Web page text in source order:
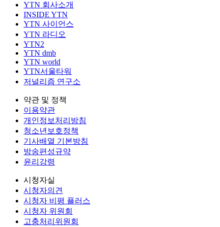
YTN 회사소개
INSIDE YTN
YTN 사이언스
YTN 라디오
YTN2
YTN dmb
YTN world
YTN서울타워
저널리즘 연구소
약관 및 정책
이용약관
개인정보처리방침
청소년보호정책
기사배열 기본방침
방송편성규약
윤리강령
시청자실
시청자의견
시청자 비평 플러스
시청자 위원회
고충처리위원회